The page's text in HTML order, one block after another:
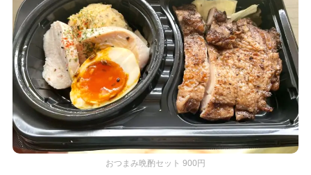
おつまみ晩酌セット 900円